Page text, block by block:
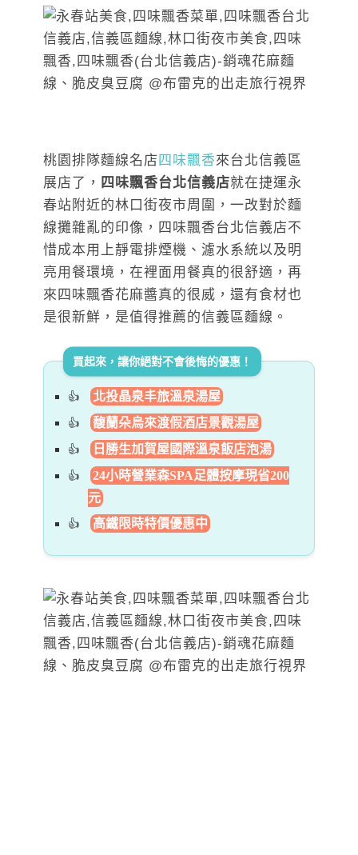
桃園排隊麵線名店 四味飄香來台北信義區
展店了， 四味飄香台北信義店就在捷運永
春站附近的林口街夜市周圍，一改對於麵
線攤雜亂的印像，四味飄香台北信義店不
惜成本用上靜電排煙機、濾水系統以及明
亮用餐環境，在裡面用餐真的很舒適，再
來四味飄香花麻醬真的很威，還有食材也
是很新鮮，是值得推薦的信義區麵線。
買起來，讓你絕對不會後悔的優惠！
北投晶泉丰旅溫泉湯屋
馥蘭朵烏來渡假酒店景觀湯屋
日勝生加賀屋國際溫泉飯店泡湯
24小時營業森SPA足體按摩現省200
元
高鐵限時特價優惠中